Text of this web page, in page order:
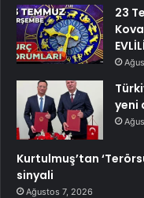
23
yeni
Kurtulmuş’tan
sinyali
Ağustos 7, 2026